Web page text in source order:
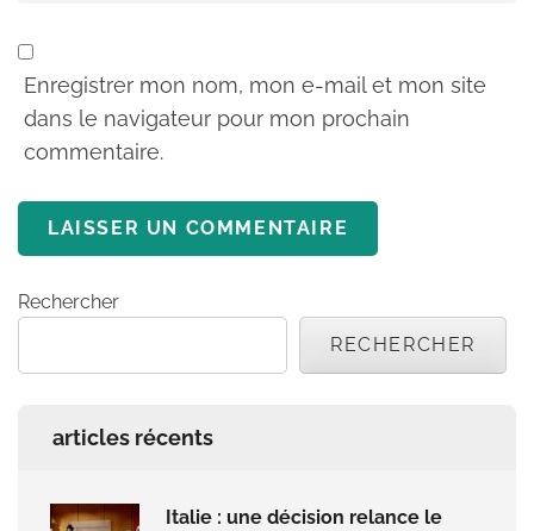
Enregistrer mon nom, mon e-mail et mon site
dans le navigateur pour mon prochain
commentaire.
Rechercher
RECHERCHER
articles récents
Italie : une décision relance le